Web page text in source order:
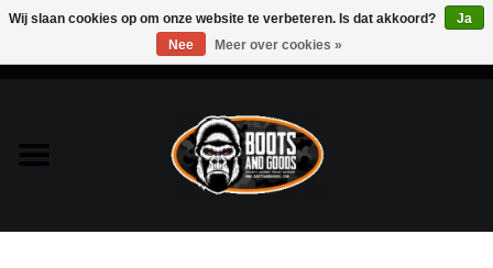
Bags & Packs
Bescherming
Wij slaan cookies op om onze website te verbeteren. Is dat akkoord?
Ja
Nee
Meer over cookies »